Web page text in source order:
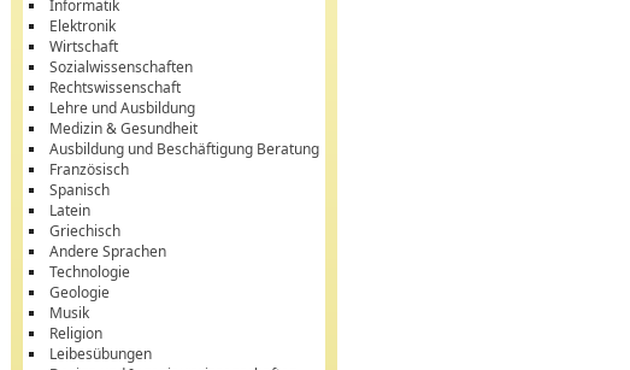
Informatik
Elektronik
Wirtschaft
Sozialwissenschaften
Rechtswissenschaft
Lehre und Ausbildung
Medizin & Gesundheit
Ausbildung und Beschäftigung Beratung
Französisch
Spanisch
Latein
Griechisch
Andere Sprachen
Technologie
Geologie
Musik
Religion
Leibesübungen